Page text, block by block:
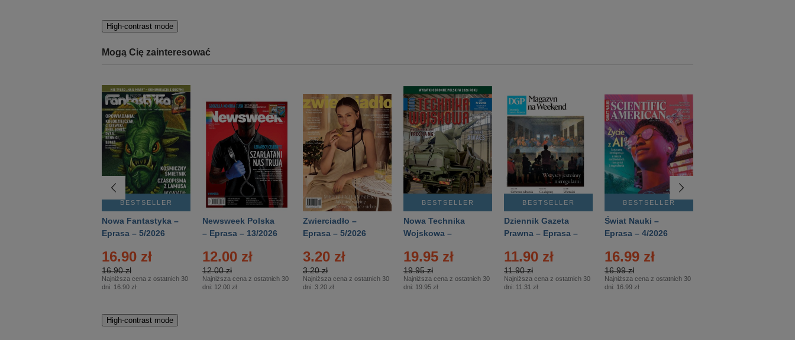
High-contrast mode
Mogą Cię zainteresować
BESTSELLER
Nowa Fantastyka –
Eprasa – 5/2026
16.90 zł
16.90 zł
Najniższa cena z ostatnich 30
dni: 16.90 zł
Newsweek Polska
– Eprasa – 13/2026
12.00 zł
12.00 zł
Najniższa cena z ostatnich 30
dni: 12.00 zł
Zwierciadło –
Eprasa – 5/2026
3.20 zł
3.20 zł
Najniższa cena z ostatnich 30
dni: 3.20 zł
BESTSELLER
Nowa Technika
Wojskowa –
19.95 zł
19.95 zł
Najniższa cena z ostatnich 30
dni: 19.95 zł
BESTSELLER
Dziennik Gazeta
Prawna – Eprasa –
11.90 zł
11.90 zł
Najniższa cena z ostatnich 30
dni: 11.31 zł
BESTSELLER
Świat Nauki –
Eprasa – 4/2026
16.99 zł
16.99 zł
Najniższa cena z ostatnich 30
dni: 16.99 zł
High-contrast mode